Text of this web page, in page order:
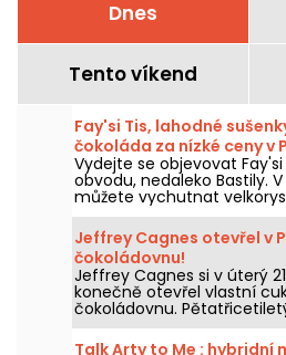
Dnes
Tento víkend
Fay'si Tis, lahodné
čokoláda za nízké ceny v
Vydejte se objevovat Fay'si
obvodu, nedaleko Bastily.
můžete vychutnat
originální horkou čokoládu
aniž byste se zruinovali.
krásný příběh nás potěší
domácími výtvory.
vše.
Jeffrey Cagnes otevřel v
čokoládovnu!
Jeffrey Cagnes si v úterý
konečně otevřel vlastní
čokoládovnu.
obchod v ulici des Moines,
čtvrti Batignolles, a připravil
Talk Arty to Me : hybridní